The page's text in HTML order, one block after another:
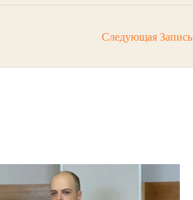
Следующая Запись